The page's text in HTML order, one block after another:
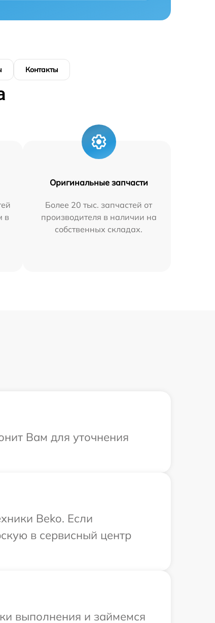
Контакты
в
Оригинальные запчасти
Более 20 тыс. запчастей от
производителя в наличии на
собственных складах.
Вам для уточнения
Beko. Если
в сервисный центр
выполнения и займемся